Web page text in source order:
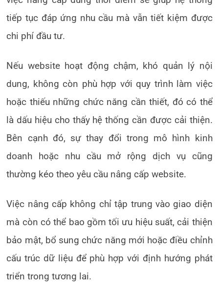
tiếp tục đáp ứng nhu cầu mà vẫn tiết kiệm được
chi phí đầu tư.
Nếu website hoạt động chậm, khó quản lý nội
dung, không còn phù hợp với quy trình làm việc
hoặc thiếu những chức năng cần thiết, đó có thể
là dấu hiệu cho thấy hệ thống cần được cải thiện.
Bên cạnh đó, sự thay đổi trong mô hình kinh
doanh hoặc nhu cầu mở rộng dịch vụ cũng
thường kéo theo yêu cầu nâng cấp website.
Việc nâng cấp không chỉ tập trung vào giao diện
mà còn có thể bao gồm tối ưu hiệu suất, cải thiện
bảo mật, bổ sung chức năng mới hoặc điều chỉnh
cấu trúc dữ liệu để phù hợp với định hướng phát
triển trong tương lai.